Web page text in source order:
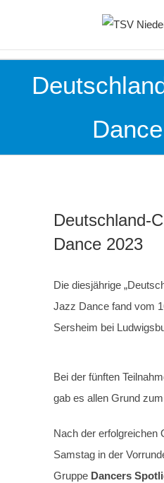
springen
Deutschland-
Dance 2023
Die diesjährige
Jazz Dance fand vom
Sersheim bei
Bei der fünften
gab es allen Grund
Nach der erfolgreichen
Samstag in der
Gruppe Dancers